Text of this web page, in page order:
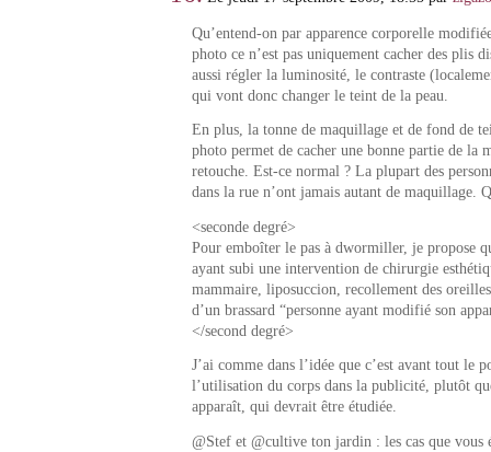
Qu’entend-on par apparence corporelle
photo ce n’est pas uniquement cacher des plis
aussi régler la luminosité, le contraste
qui vont donc changer le teint de la peau.
En plus, la tonne de maquillage et de fond de
photo permet de cacher une bonne partie de la
retouche. Est-ce normal ? La plupart des
dans la rue n’ont jamais autant de maquillage.
<seconde degré>
Pour emboîter le pas à dwormiller, je propose
ayant subi une intervention de chirurgie
mammaire, liposuccion, recollement des
d’un brassard “personne ayant modifié son
</second degré>
J’ai comme dans l’idée que c’est avant tout le
l’utilisation du corps dans la publicité, plutôt
apparaît, qui devrait être étudiée.
@Stef et @cultive ton jardin : les cas que vous